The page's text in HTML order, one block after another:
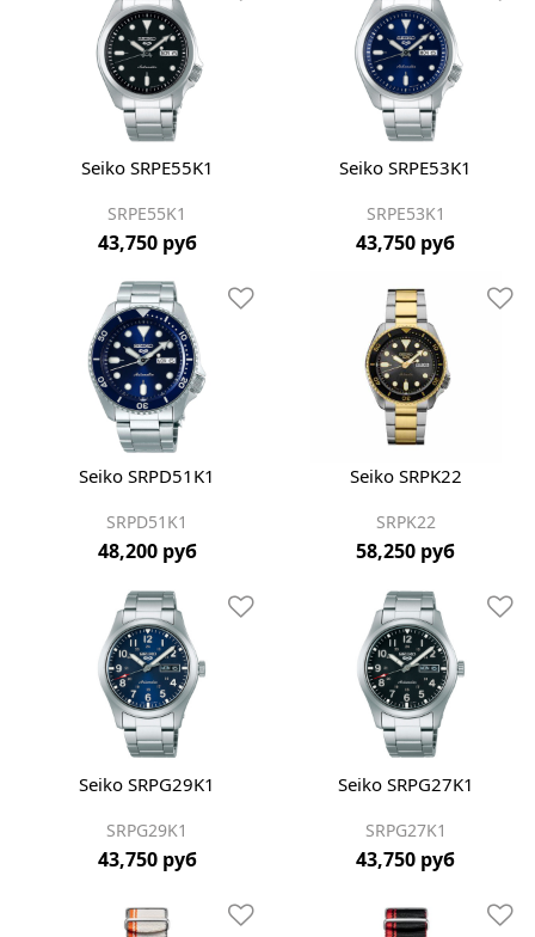
Seiko SRPE55K1
SRPE55K1
43,750 руб
Seiko SRPE53K1
SRPE53K1
43,750 руб
Seiko SRPD51K1
SRPD51K1
48,200 руб
Seiko SRPK22
SRPK22
58,250 руб
Seiko SRPG29K1
SRPG29K1
43,750 руб
Seiko SRPG27K1
SRPG27K1
43,750 руб